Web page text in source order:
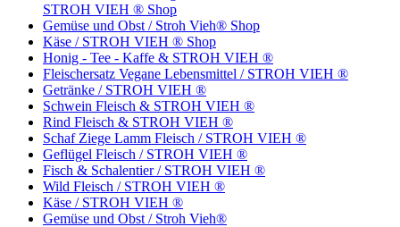
STROH VIEH ® Shop
Gemüse und Obst / Stroh Vieh® Shop
Käse / STROH VIEH ® Shop
Honig - Tee - Kaffe & STROH VIEH ®
Fleischersatz Vegane Lebensmittel / STROH VIEH ®
Getränke / STROH VIEH ®
Schwein Fleisch & STROH VIEH ®
Rind Fleisch & STROH VIEH ®
Schaf Ziege Lamm Fleisch / STROH VIEH ®
Geflügel Fleisch / STROH VIEH ®
Fisch & Schalentier / STROH VIEH ®
Wild Fleisch / STROH VIEH ®
Käse / STROH VIEH ®
Gemüse und Obst / Stroh Vieh®